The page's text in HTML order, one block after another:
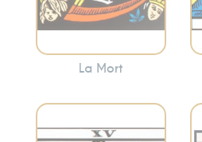
La Mort